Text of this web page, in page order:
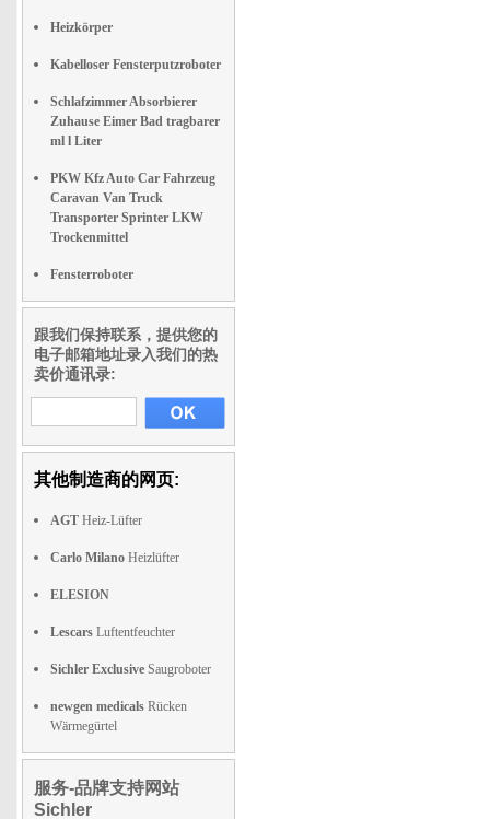
Heizkörper
Kabelloser Fensterputzroboter
Schlafzimmer Absorbierer
Zuhause Eimer Bad tragbarer
ml l Liter
PKW Kfz Auto Car Fahrzeug
Caravan Van Truck
Transporter Sprinter LKW
Trockenmittel
Fensterroboter
跟我们保持联系，提供您的
电子邮箱地址录入我们的热
卖价通讯录:
其他制造商的网页:
AGT Heiz-Lüfter
Carlo Milano Heizlüfter
ELESION
Lescars Luftentfeuchter
Sichler Exclusive Saugroboter
newgen medicals Rücken
Wärmegürtel
服务-品牌支持网站
Sichler